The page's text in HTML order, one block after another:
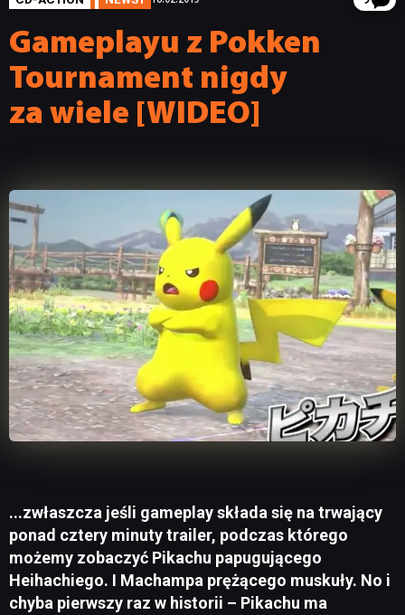
Gameplayu z Pokken
Tournament nigdy
za wiele [WIDEO]
...zwłaszcza jeśli gameplay składa się na trwający
ponad cztery minuty trailer, podczas którego
możemy zobaczyć Pikachu papugującego
Heihachiego. I Machampa prężącego muskuły. No i
chyba pierwszy raz w historii – Pikachu ma